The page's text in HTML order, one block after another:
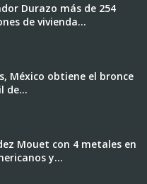
Durazo más de 254
de vivienda...
México obtiene el bronce
de...
Mouet con 4 metales en
y...